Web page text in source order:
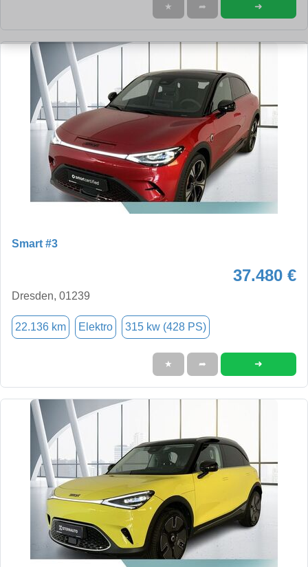
★ ➦ ➜
Smart #3
37.480 €
Dresden, 01239
22.136 km Elektro 315 kw (428 PS)
★ ➦ ➜